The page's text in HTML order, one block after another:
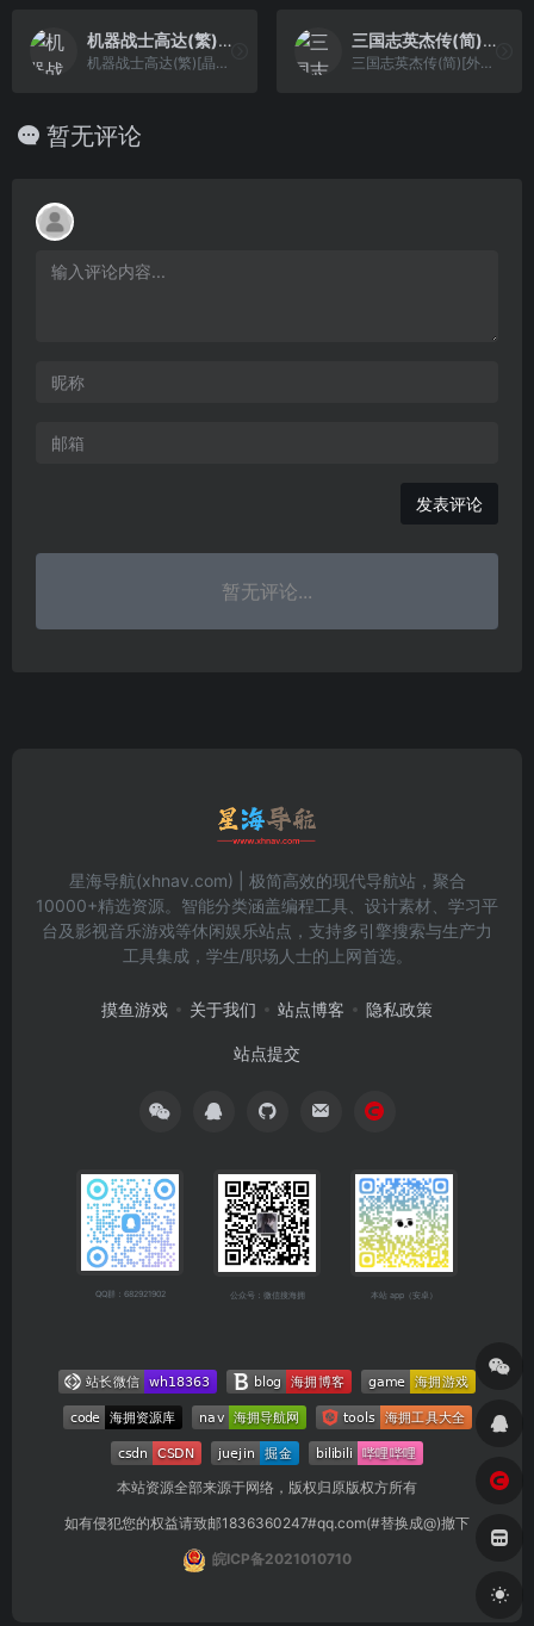
机器战士高达(繁)[晶科泰](JP)[SLG](4Mb)
机器战士高达(繁)[晶科泰](JP)[SLG](4Mb)
三国志英杰传(简)[外星科技](JP)[RPG](4Mb)
三国志英杰传(简)[外星科技](JP)[RPG](4Mb)
暂无评论
发表评论
暂无评论...
星海导航(xhnav.com) | 极简高效的现代导航站，聚合
10000+精选资源。智能分类涵盖编程工具、设计素材、学习平
台及影视音乐游戏等休闲娱乐站点，支持多引擎搜索与生产力
工具集成，学生/职场人士的上网首选。
摸鱼游戏 关于我们 站点博客 隐私政策
站点提交
QQ群：682921902 公众号：微信搜海拥 本站 app（安卓）
本站资源全部来源于网络，版权归原版权方所有
如有侵犯您的权益请致邮1836360247#qq.com(#替换成@)撤下
皖ICP备2021010710